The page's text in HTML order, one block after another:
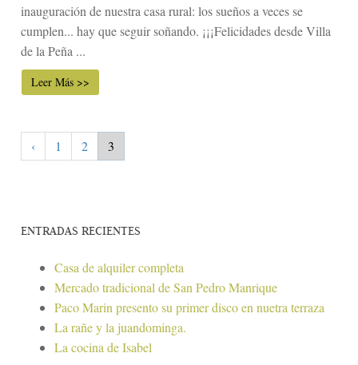
inauguración de nuestra casa rural: los sueños a veces se
cumplen... hay que seguir soñando. ¡¡¡Felicidades desde Villa
de la Peña ...
Leer Más >>
‹ 1 2 3
ENTRADAS RECIENTES
Casa de alquiler completa
Mercado tradicional de San Pedro Manrique
Paco Marin presento su primer disco en nuetra terraza
La rañe y la juandominga.
La cocina de Isabel